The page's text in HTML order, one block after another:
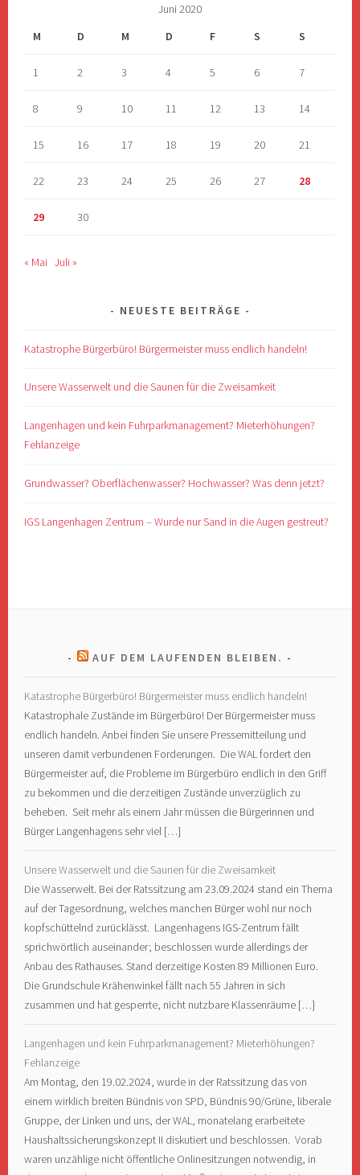
Juni 2020
M
D M D F S S
1 2 3 4 5 6 7
8 9 10 11 12 13 14
15 16 17 18 19 20 21
22 23 24 25 26 27 28
29 30
« Mai Juli »
NEUESTE BEITRÄGE
Katastrophe Bürgerbüro! Bürgermeister muss endlich handeln!
Unsere Wasserwelt und die Saunen für die Zweisamkeit
Langenhagen und kein Fuhrparkmanagement? Mieterhöhungen?
Fehlanzeige
Grundwasser? Oberflächenwasser? Hochwasser? Was denn jetzt?
IGS Langenhagen Zentrum – Wurde nur Sand in die Augen gestreut?
AUF DEM LAUFENDEN BLEIBEN.
Katastrophe Bürgerbüro! Bürgermeister muss endlich handeln!
Katastrophale Zustände im Bürgerbüro! Der Bürgermeister muss
endlich handeln. Anbei finden Sie unsere Pressemitteilung und
unseren damit verbundenen Forderungen. Die WAL fordert den
Bürgermeister auf, die Probleme im Bürgerbüro endlich in den Griff
zu bekommen und die derzeitigen Zustände unverzüglich zu
beheben. Seit mehr als einem Jahr müssen die Bürgerinnen und
Bürger Langenhagens sehr viel […]
Unsere Wasserwelt und die Saunen für die Zweisamkeit
Die Wasserwelt. Bei der Ratssitzung am 23.09.2024 stand ein Thema
auf der Tagesordnung, welches manchen Bürger wohl nur noch
kopfschüttelnd zurücklässt. Langenhagens IGS-Zentrum fällt
sprichwörtlich auseinander; beschlossen wurde allerdings der
Anbau des Rathauses. Stand derzeitige Kosten 89 Millionen Euro.
Die Grundschule Krähenwinkel fällt nach 55 Jahren in sich
zusammen und hat gesperrte, nicht nutzbare Klassenräume […]
Langenhagen und kein Fuhrparkmanagement? Mieterhöhungen?
Fehlanzeige
Am Montag, den 19.02.2024, wurde in der Ratssitzung das von
einem wirklich breiten Bündnis von SPD, Bündnis 90/Grüne, liberale
Gruppe, der Linken und uns, der WAL, monatelang erarbeitete
Haushaltssicherungskonzept II diskutiert und beschlossen. Vorab
waren unzählige nicht öffentliche Onlinesitzungen notwendig, in